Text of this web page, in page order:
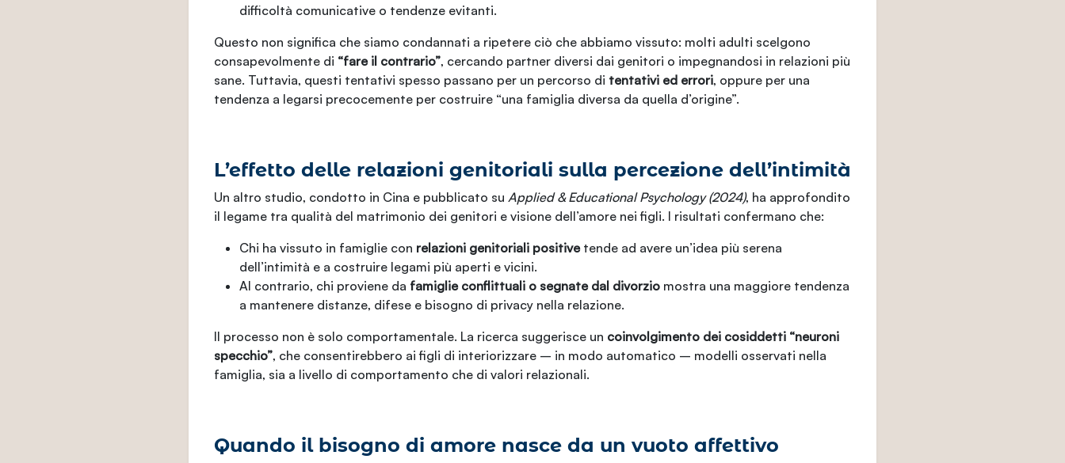
difficoltà comunicative o tendenze evitanti.
Questo non significa che siamo condannati a ripetere ciò che abbiamo vissuto: molti adulti scelgono
consapevolmente di “fare il contrario”, cercando partner diversi dai genitori o impegnandosi in relazioni più
sane. Tuttavia, questi tentativi spesso passano per un percorso di tentativi ed errori, oppure per una
tendenza a legarsi precocemente per costruire “una famiglia diversa da quella d’origine”.
L’effetto delle relazioni genitoriali sulla percezione dell’intimità
Un altro studio, condotto in Cina e pubblicato su Applied & Educational Psychology (2024), ha approfondito
il legame tra qualità del matrimonio dei genitori e visione dell’amore nei figli. I risultati confermano che:
Chi ha vissuto in famiglie con relazioni genitoriali positivetende ad avere un’idea più serena
dell’intimità e a costruire legami più aperti e vicini.
Al contrario, chi proviene da famiglie conflittuali o segnate dal divorzio mostra una maggiore tendenza
a mantenere distanze, difese e bisogno di privacy nella relazione.
Il processo non è solo comportamentale. La ricerca suggerisce un coinvolgimento dei cosiddetti “neuroni
specchio”, che consentirebbero ai figli di interiorizzare – in modo automatico – modelli osservati nella
famiglia, sia a livello di comportamento che di valori relazionali.
Quando il bisogno di amore nasce da un vuoto affettivo